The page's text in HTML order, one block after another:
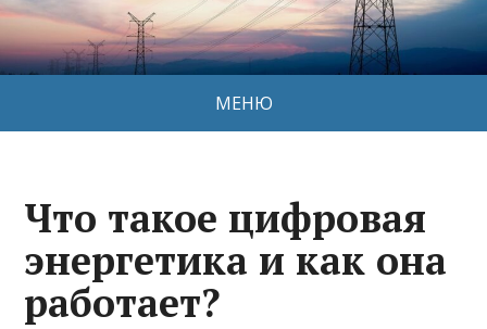
МЕНЮ
Что такое цифровая
энергетика и как она
работает?